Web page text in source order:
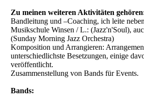
Zu meinen weiteren Aktivitäten
Bandleitung und –Coaching, ich leite
Musikschule Winsen / L.: (Jazz'n'Soul),
(Sunday Morning Jazz Orchestra)
Komposition und Arrangieren:
unterschiedlichste Besetzungen, einige
veröffentlicht.
Zusammenstellung von Bands für Events.
Bands: